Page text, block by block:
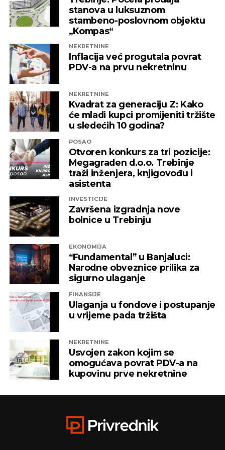
Capital
stanova u luksuznom
stambeno-poslovnom objektu
„Kompas“
NEKRETNINE
Inflacija već progutala povrat
PDV-a na prvu nekretninu
NEKRETNINE
Kvadrat za generaciju Z: Kako
će mladi kupci promijeniti tržište
u sledećih 10 godina?
POSAO
Otvoren konkurs za tri pozicije:
Megagraden d.o.o. Trebinje
traži inženjera, knjigovođu i
asistenta
INVESTICIJE
Završena izgradnja nove
bolnice u Trebinju
EKONOMIJA
“Fundamental” u Banjaluci:
Narodne obveznice prilika za
sigurno ulaganje
FINANSIJE
Ulaganja u fondove i postupanje
u vrijeme pada tržišta
NEKRETNINE
Usvojen zakon kojim se
omogućava povrat PDV-a na
kupovinu prve nekretnine